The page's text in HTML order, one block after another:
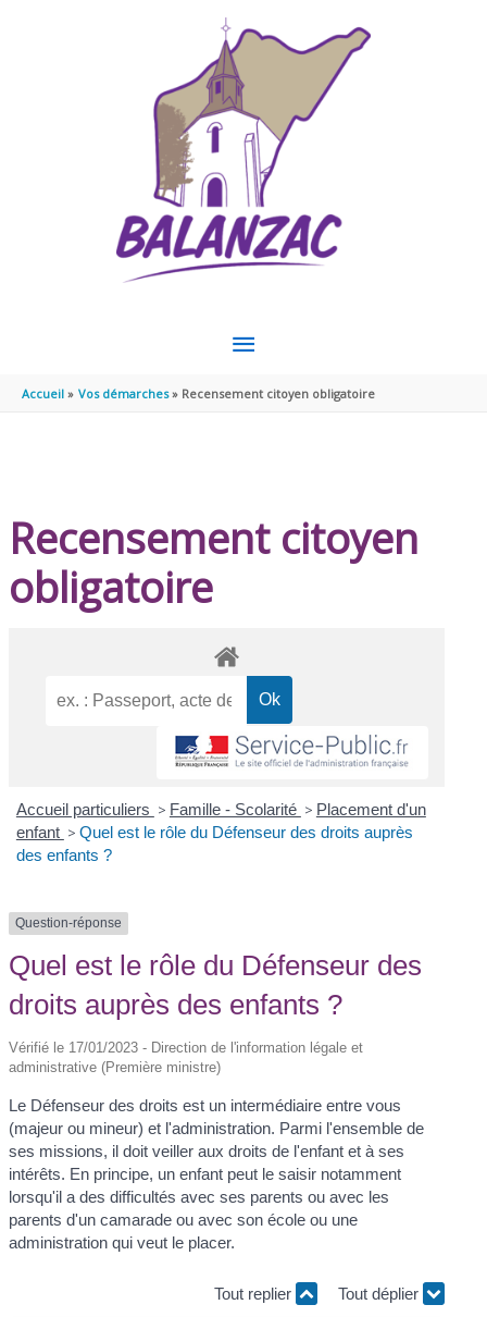
MENU
PRINCIPAL
Accueil Vos démarches Recensement citoyen obligatoire
Recensement citoyen
obligatoire
Accueil particuliers > Famille - Scolarité > Placement d'un
enfant > Quel est le rôle du Défenseur des droits auprès
des enfants ?
Question-réponse
Quel est le rôle du Défenseur des
droits auprès des enfants ?
Vérifié le 17/01/2023 - Direction de l'information légale et
administrative (Première ministre)
Le Défenseur des droits est un intermédiaire entre vous
(majeur ou mineur) et l'administration. Parmi l'ensemble de
ses missions, il doit veiller aux droits de l'enfant et à ses
intérêts. En principe, un enfant peut le saisir notamment
lorsqu'il a des difficultés avec ses parents ou avec les
parents d'un camarade ou avec son école ou une
administration qui veut le placer.
Tout replier Tout déplier